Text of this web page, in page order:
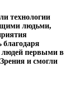
технологии
людьми,
благодаря
людей первыми в
и смогли